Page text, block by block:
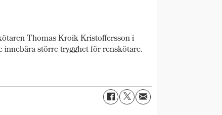
Thomas Kroik Kristoffersson i
större trygghet för renskötare.